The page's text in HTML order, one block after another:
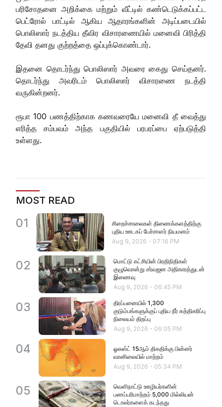
பரிசோதனை அறிக்கை மற்றும் வீட்டில் கண்டெடுக்கப்பட்ட
பெட்ரோல் பாட்டில் ஆகிய ஆதாரங்களின் அடிப்படையில்
பொலிஸார் நடத்திய தீவிர விசாரணையில் மனைவி பிரித்தி
தேவி தனது குற்றத்தை ஒப்புக்கொண்டார்.
இதனை தொடர்ந்து பொலிஸார் அவரை கைது செய்தனர்.
தொடர்ந்து அவரிடம் பொலிஸார் விசாரணை நடத்தி
வருகின்றனர்.
ரூபா 100 பணத்திற்காக கணவரையே மனைவி தீ வைத்து
எரித்த சம்பவம் அந்த பகுதியில் பரபரப்பை ஏற்படுத்தி
உள்ளது.
MOST READ
01
சிறைச்சாலைகள் திணைக்களத்திற்கு
புதிய ஊடகப் பேச்சாளர் நியமனம்
Aug 9, 2026 - 07:16 PM
02
மொட்டு கட்சியின் பிரதிநிதிகள்
குழுவொன்று சர்வஜன அதிகாரத்துடன்
இணைவு
Aug 9, 2026 - 06:45 PM
03
திரப்பனையில் 1,300
குடும்பங்களுக்குப் புதிய நீர் சுத்திகரிப்பு
நிலையம் திறப்பு
Aug 9, 2026 - 06:05 PM
04
ஓகஸ்ட் 15ஆம் திகதிக்கு பின்னர்
வானிலையில் மாற்றம்
Aug 9, 2026 - 05:34 PM
05
வெளிநாட்டு ஊழியர்களின்
பணப்பரிமாற்றம் 5,000 மில்லியன்
டொலர்களைக் கடந்தது